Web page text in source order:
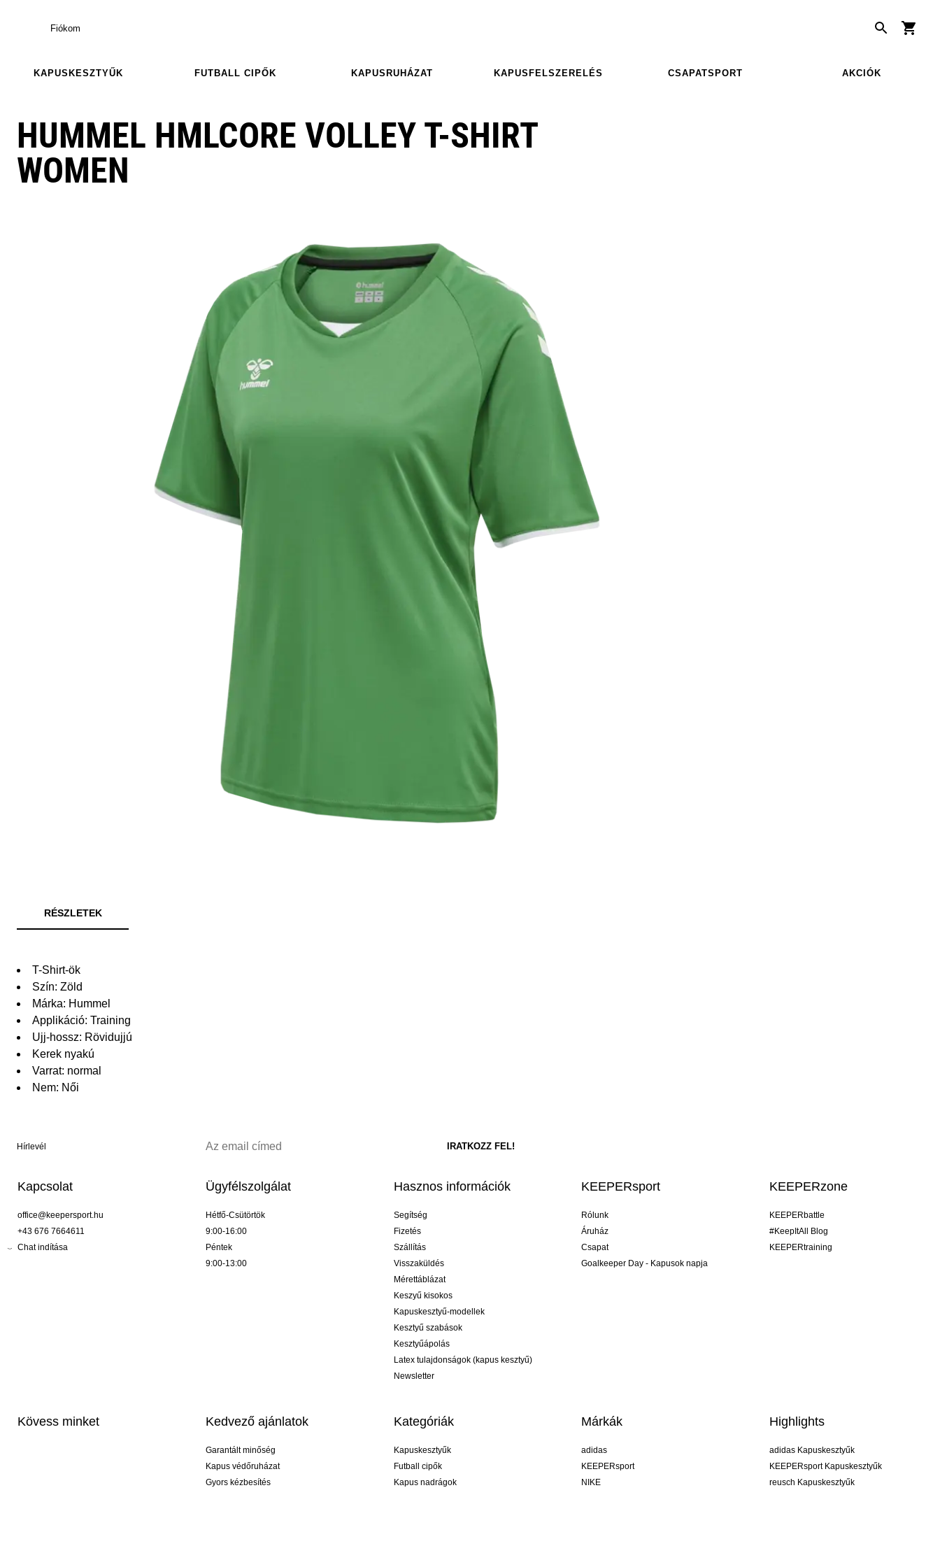
Fiókom
KAPUSKESZTYŰK FUTBALL CIPŐK KAPUSRUHÁZAT KAPUSFELSZERELÉS CSAPATSPORT AKCIÓK
HUMMEL HMLCORE VOLLEY T-SHIRT
WOMEN
RÉSZLETEK
T-Shirt-ök
Szín: Zöld
Márka: Hummel
Applikáció: Training
Ujj-hossz: Rövidujjú
Kerek nyakú
Varrat: normal
Nem: Női
Hírlevél
Kapcsolat
office@keepersport.hu
+43 676 7664611
Chat indítása
Ügyfélszolgálat
Hétfő-Csütörtök
9:00-16:00
Péntek
9:00-13:00
Hasznos információk
Segítség
Fizetés
Szállítás
Visszaküldés
Mérettáblázat
Keszyű kisokos
Kapuskesztyű-modellek
Kesztyű szabások
Kesztyűápolás
Latex tulajdonságok (kapus kesztyű)
Newsletter
KEEPERsport
Rólunk
Áruház
Csapat
Goalkeeper Day - Kapusok napja
KEEPERzone
KEEPERbattle
#KeepItAll Blog
KEEPERtraining
Kövess minket Kedvező ajánlatok
Garantált minőség
Kapus védőruházat
Gyors kézbesítés
Kategóriák
Kapuskesztyűk
Futball cipők
Kapus nadrágok
Márkák
adidas
KEEPERsport
NIKE
Highlights
adidas Kapuskesztyűk
KEEPERsport Kapuskesztyűk
reusch Kapuskesztyűk